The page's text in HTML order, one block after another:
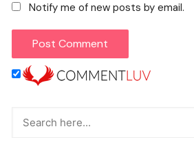
Notify me of new posts by email.